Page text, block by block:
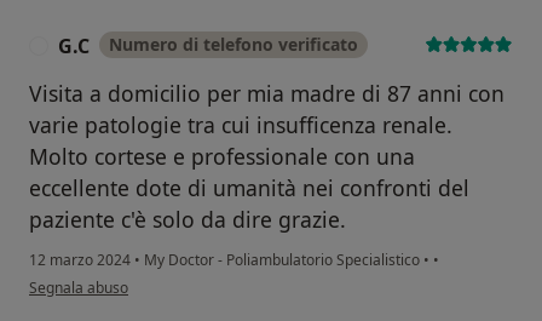
G.C Numero di telefono verificato
Visita a domicilio per mia madre di 87 anni con
varie patologie tra cui insufficenza renale.
Molto cortese e professionale con una
eccellente dote di umanità nei confronti del
paziente c'è solo da dire grazie.
12 marzo 2024 • My Doctor - Poliambulatorio Specialistico • •
secondo l'opinione dell'utente G.C
Segnala abuso